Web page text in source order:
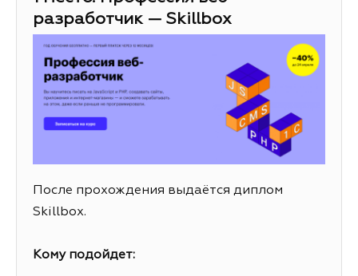
разработчик — Skillbox
После прохождения выдаётся диплом
Skillbox.
Кому подойдет: